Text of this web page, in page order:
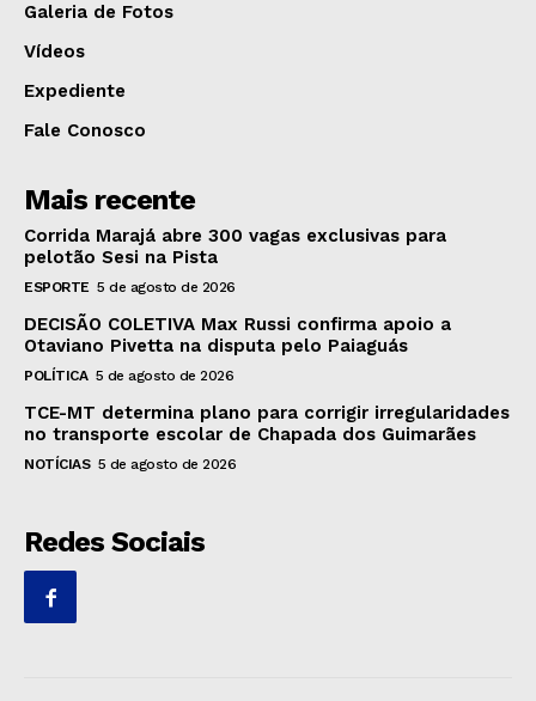
Galeria de Fotos
Vídeos
Expediente
Fale Conosco
Mais recente
Corrida Marajá abre 300 vagas exclusivas para
pelotão Sesi na Pista
ESPORTE 5 de agosto de 2026
DECISÃO COLETIVA Max Russi confirma apoio a
Otaviano Pivetta na disputa pelo Paiaguás
POLÍTICA 5 de agosto de 2026
TCE-MT determina plano para corrigir irregularidades
no transporte escolar de Chapada dos Guimarães
NOTÍCIAS 5 de agosto de 2026
Redes Sociais